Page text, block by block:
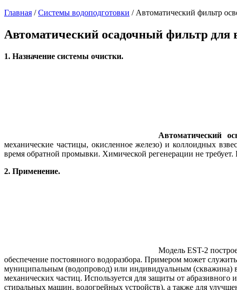
Главная /Системы водоподготовки / Автоматический фильтр
Автоматический осадочный фильтр для
1. Назначение системы очистки.
Автоматический
механические частицы, окисленное железо) и коллоидных
время обратной промывки. Химической регенерации не
2. Применение.
Модель EST-2
обеспечение постоянного водоразбора. Примером может
муниципальным (водопровод) или индивидуальным (скважина)
механических частиц. Используется для защиты от
стиральных машин, водогрейных устройств), а также для